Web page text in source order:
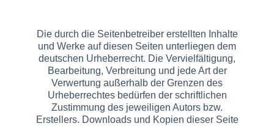
Die durch die Seitenbetreiber erstellten Inhalte
und Werke auf diesen Seiten unterliegen dem
deutschen Urheberrecht. Die Vervielfältigung,
Bearbeitung, Verbreitung und jede Art der
Verwertung außerhalb der Grenzen des
Urheberrechtes bedürfen der schriftlichen
Zustimmung des jeweiligen Autors bzw.
Erstellers. Downloads und Kopien dieser Seite